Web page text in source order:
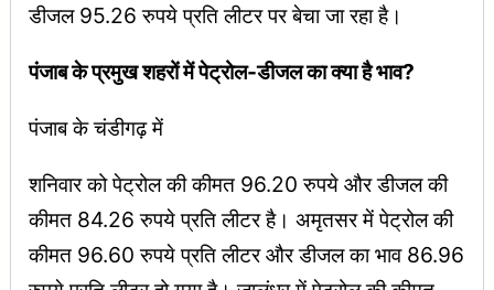
डीजल 95.26 रुपये प्रति लीटर पर बेचा जा रहा है।
पंजाब के प्रमुख शहरों में पेट्रोल-डीजल का क्या है भाव?
पंजाब के चंडीगढ़ में
शनिवार को पेट्रोल की कीमत 96.20 रुपये और डीजल की
कीमत 84.26 रुपये प्रति लीटर है। अमृतसर में पेट्रोल की
कीमत 96.60 रुपये प्रति लीटर और डीजल का भाव 86.96